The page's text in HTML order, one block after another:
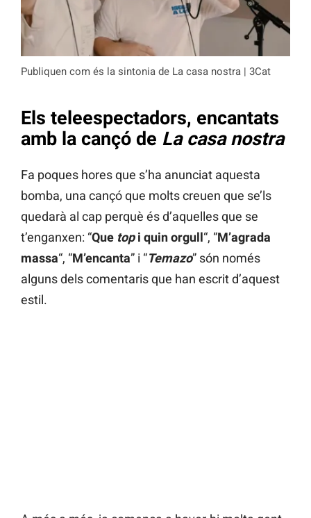
Publiquen com és la sintonia de La casa nostra | 3Cat
Els teleespectadors, encantats
amb la cançó de La casa nostra
Fa poques hores que s’ha anunciat aquesta
bomba, una cançó que molts creuen que se’ls
quedarà al cap perquè és d’aquelles que se
t’enganxen: “Que topi quin orgull“, “M’agrada
massa“, “M’encanta” i “Temazo” són només
alguns dels comentaris que han escrit d’aquest
estil.